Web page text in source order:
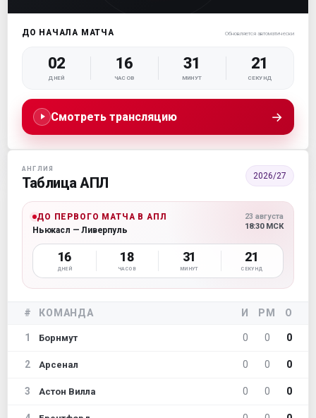
ДО НАЧАЛА МАТЧА Обновляется автоматически
02
ДНЕЙ
16
ЧАСОВ
31
МИНУТ
20
СЕКУНД
Смотреть трансляцию →
АНГЛИЯ
Таблица АПЛ 2026/27
ДО ПЕРВОГО МАТЧА В АПЛ
Ньюкасл — Ливерпуль
23 августа
18:30 МСК
16
ДНЕЙ
18
ЧАСОВ
31
МИНУТ
20
СЕКУНД
# КОМАНДА И РМ О
1 Борнмут 0 0 0
2 Арсенал 0 0 0
3 Астон Вилла 0 0 0